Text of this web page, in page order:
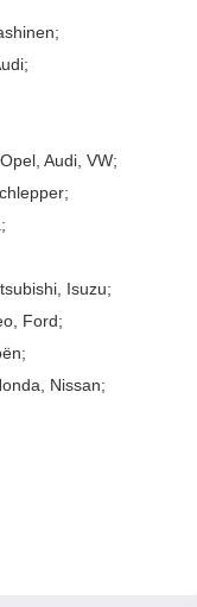
Audi, VW;
Isuzu;
Ford;
Nissan;